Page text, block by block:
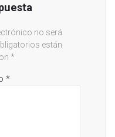
no será
están
*
*